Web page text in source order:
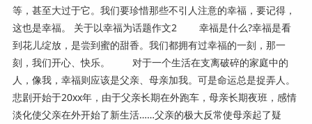
等，甚至大过于它。我们要珍惜那些不引人注意的幸福，要记得，
这也是幸福。 关于以幸福为话题作文2 幸福是什么?幸福是看
到花儿绽放，是尝到蜜的甜香。我们都拥有过幸福的一刻，那一
刻，我们开心、快乐。 对于一个生活在支离破碎的家庭中的
人，像我，幸福则应该是父亲、母亲加我。可是命运总是捉弄人。
悲剧开始于20xx年，由于父亲长期在外跑车，母亲长期夜班，感情
淡化使父亲在外开始了新生活……父亲的极大反常使母亲起了疑